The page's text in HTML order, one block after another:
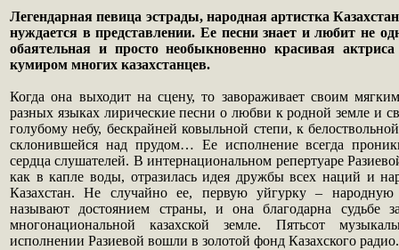
Легендарная певица эстрады, народная артистка
нуждается в представлении. Ее песни знает и любит не
обаятельная и просто необыкновенно красивая
кумиром многих казахстанцев.
Когда она выходит на сцену, то завораживает своим
разных языках лирические песни о любви к родной земле и
голубому небу, бескрайней ковыльной степи, к
склонившейся над прудом… Ее исполнение всегда
сердца слушателей. В интернациональном репертуаре
как в капле воды, отразилась идея дружбы всех наций и
Казахстан. Не случайно ее, первую уйгурку – народную
называют достоянием страны, и она благодарна судьбе
многонациональной казахской земле. Пятьсот
исполнении Разиевой вошли в золотой фонд Казахского радио.